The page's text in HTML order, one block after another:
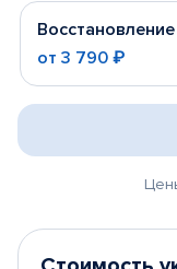
от 3 790 ₽